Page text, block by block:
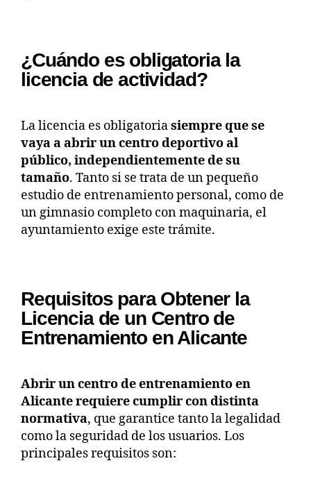
¿Cuándo es obligatoria la
licencia de actividad?
La licencia es obligatoriasiempre que se
vaya a abrir un centro deportivo al
público, independientemente de su
tamaño. Tanto si se trata de un pequeño
estudio de entrenamiento personal, como de
un gimnasio completo con maquinaria, el
ayuntamiento exige este trámite.
Requisitos para Obtener la
Licencia de un Centro de
Entrenamiento en Alicante
Abrir un centro de entrenamiento en
Alicante requiere cumplir con distinta
normativa, que garantice tanto la legalidad
como la seguridad de los usuarios. Los
principales requisitos son: